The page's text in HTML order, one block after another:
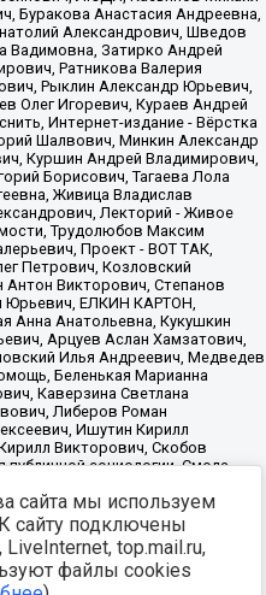
uploaded/files/reestr-
данные на22.03.2024
сайта мы используем
сайту подключены
top.mail.ru,
файлы cookies